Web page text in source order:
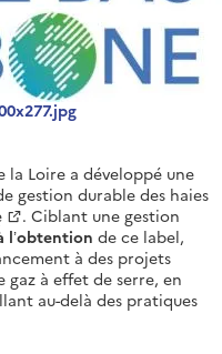
la Loire a développé une
gestion durable des haies
. Ciblant une gestion
l’obtention de ce label,
à des projets
gaz à effet de serre, en
au-delà des pratiques